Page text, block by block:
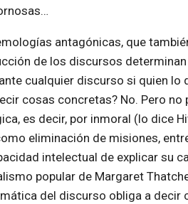
antagónicas, que
de los discursos
cualquier discurso si quien
cosas concretas? No. Pero
es decir, por inmoral (lo dice
eliminación de misiones,
intelectual de explicar su
popular de Margaret
del discurso obliga a